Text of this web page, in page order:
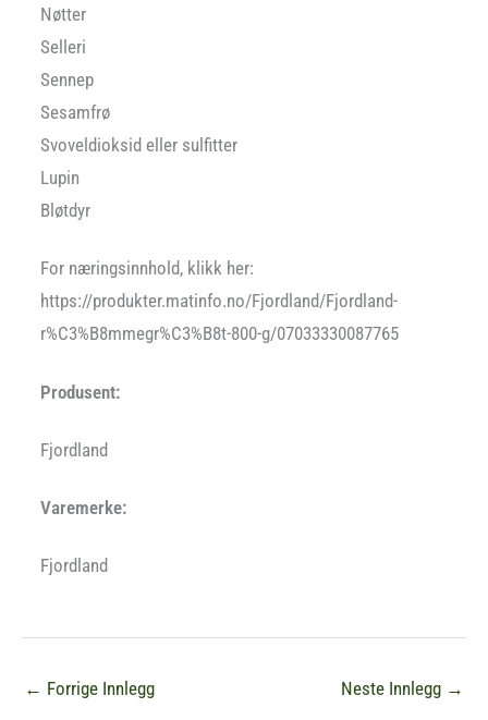
Nøtter
Selleri
Sennep
Sesamfrø
Svoveldioksid eller sulfitter
Lupin
Bløtdyr
For næringsinnhold, klikk her:
https://produkter.matinfo.no/Fjordland/Fjordland-
r%C3%B8mmegr%C3%B8t-800-g/07033330087765
Produsent:
Fjordland
Varemerke:
Fjordland
← Forrige Innlegg Neste Innlegg →